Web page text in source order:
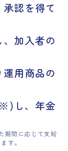
認を得て
加入者の
用商品の
し、年金
期間に応じて支給
す。